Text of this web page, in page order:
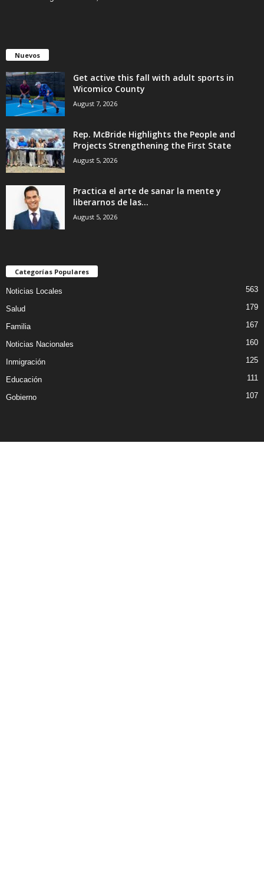
Nuevos
Get active this fall with adult sports in
Wicomico County
August 7, 2026
Rep. McBride Highlights the People and
Projects Strengthening the First State
August 5, 2026
Practica el arte de sanar la mente y
liberarnos de las...
August 5, 2026
Categorías Populares
Noticias Locales 563
Salud 179
Familia 167
Noticias Nacionales 160
Inmigración 125
Educación 111
Gobierno 107